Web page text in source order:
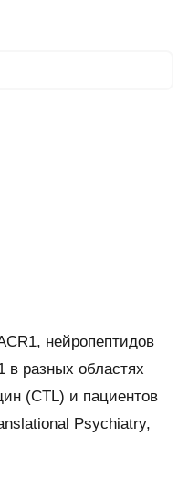
нейропептидов
в разных областях
(CTL) и пациентов
Psychiatry,